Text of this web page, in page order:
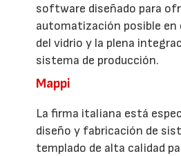
software diseñado para
automatización posible en
del vidrio y la plena
sistema de producción.
Mappi
La firma italiana está
diseño y fabricación de
templado de alta calidad